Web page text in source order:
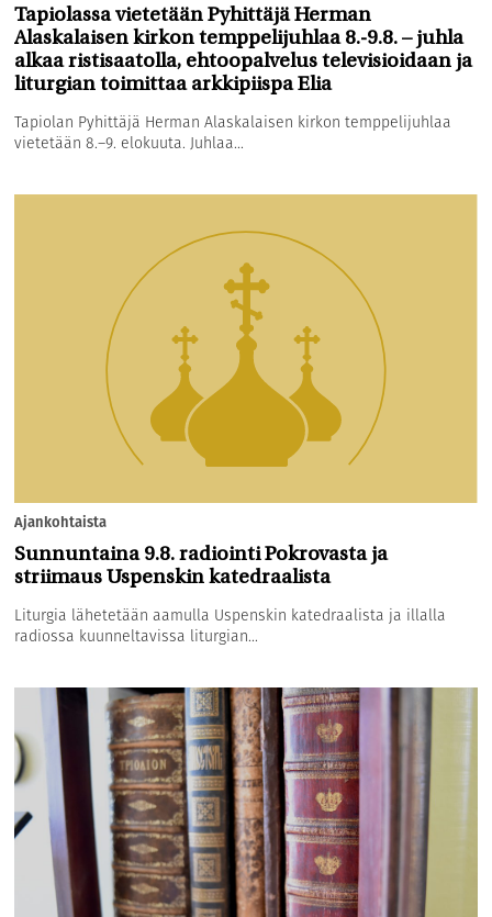
Tapiolassa vietetään Pyhittäjä Herman
Alaskalaisen kirkon temppelijuhlaa 8.-9.8. – juhla
alkaa ristisaatolla, ehtoopalvelus televisioidaan ja
liturgian toimittaa arkkipiispa Elia
Tapiolan Pyhittäjä Herman Alaskalaisen kirkon temppelijuhlaa
vietetään 8.–9. elokuuta. Juhlaa...
Ajankohtaista
Sunnuntaina 9.8. radiointi Pokrovasta ja
striimaus Uspenskin katedraalista
Liturgia lähetetään aamulla Uspenskin katedraalista ja illalla
radiossa kuunneltavissa liturgian...